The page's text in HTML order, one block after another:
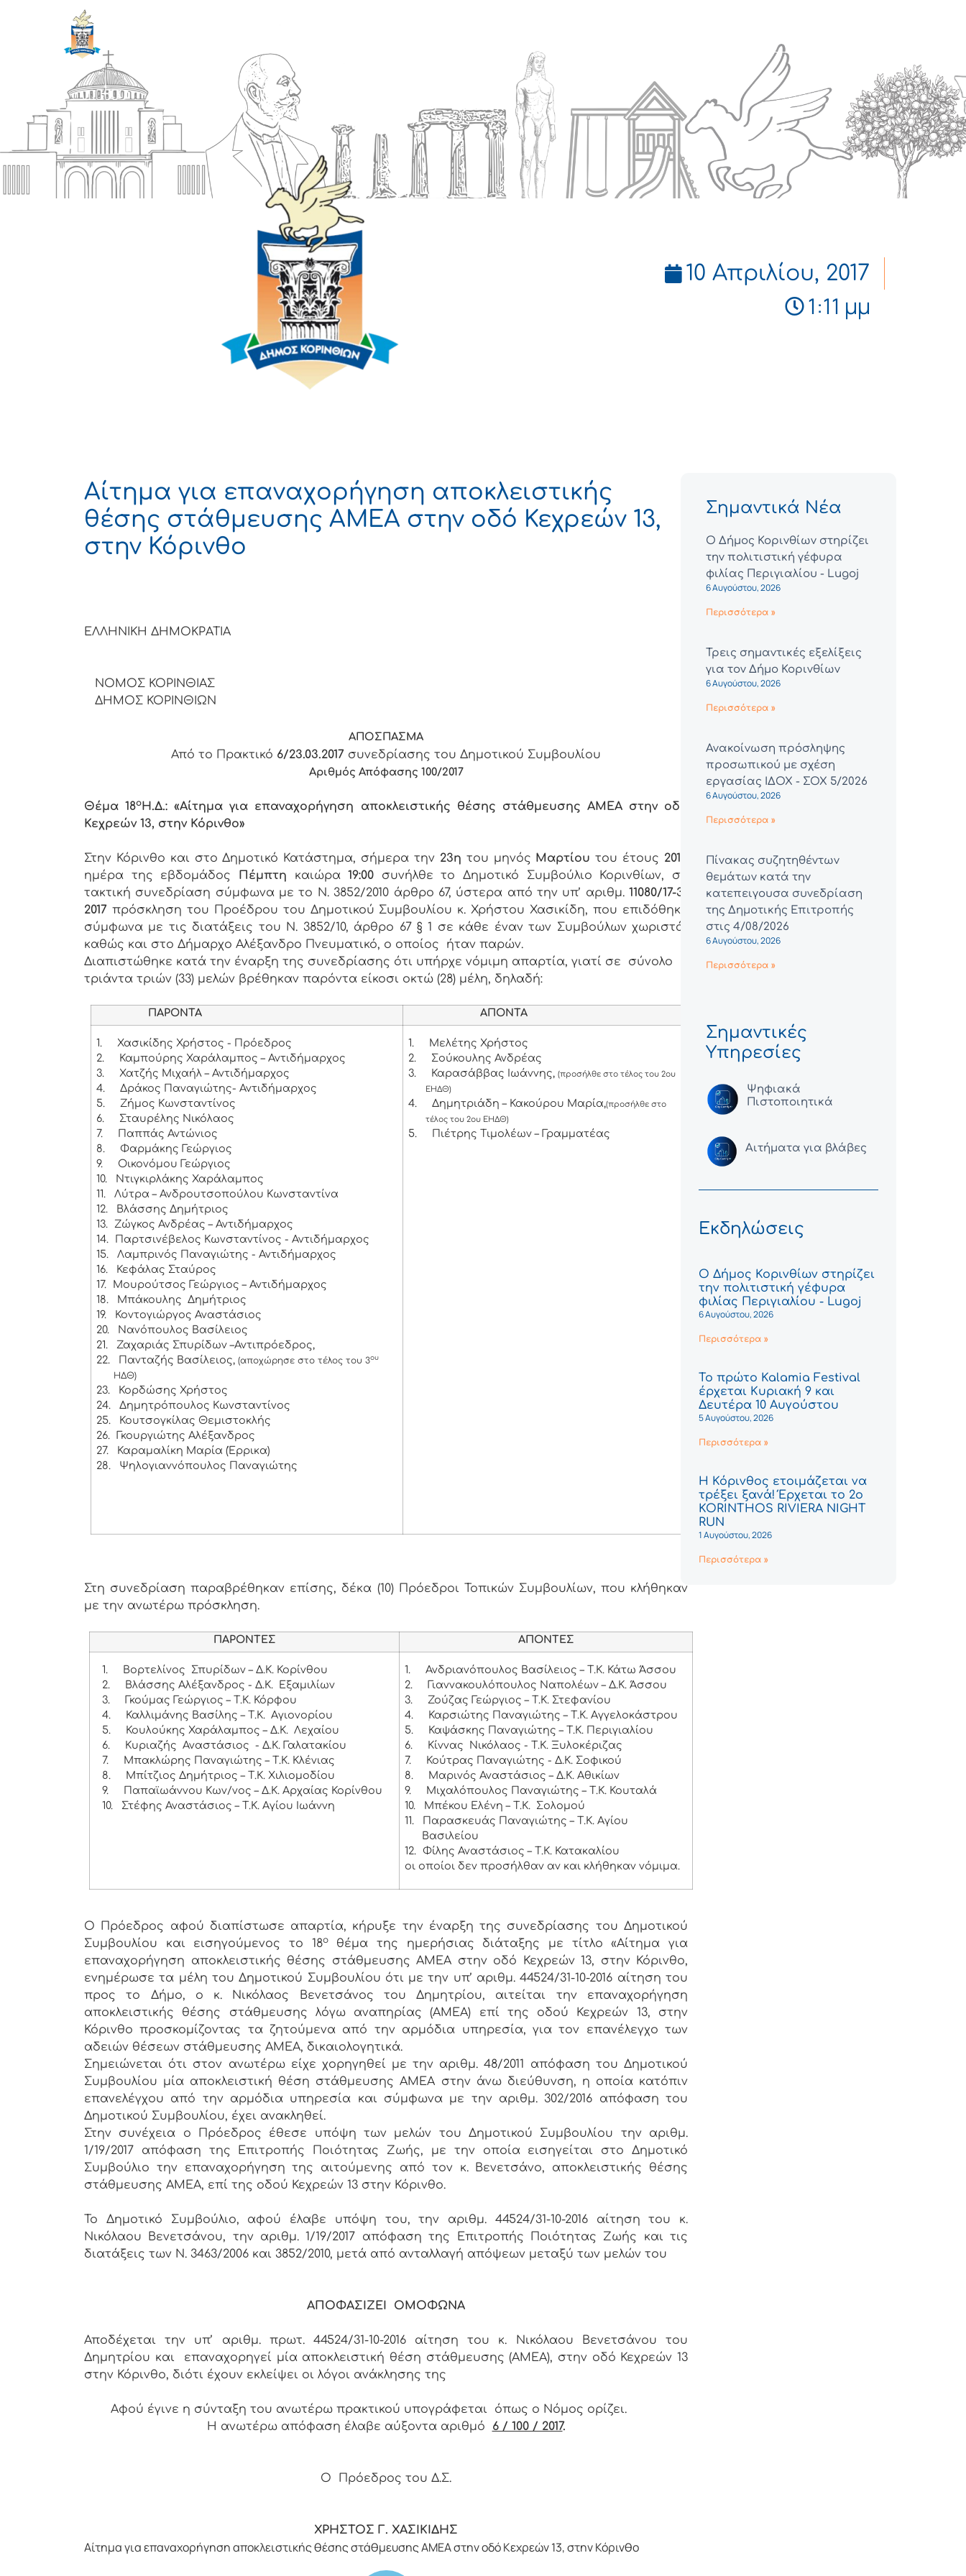
10 Απριλίου, 2017
1:11 μμ
Αίτημα για επαναχορήγηση αποκλειστικής
θέσης στάθμευσης ΑΜΕΑ στην οδό Κεχρεών 13,
στην Κόρινθο
ΕΛΛΗΝΙΚΗ ΔΗΜΟΚΡΑΤΙΑ
ΝΟΜΟΣ ΚΟΡΙΝΘΙΑΣ
ΔΗΜΟΣ ΚΟΡΙΝΘΙΩΝ
ΑΠΟΣΠΑΣΜΑ
Από το Πρακτικό 6/23.03.2017 συνεδρίασης του Δημοτικού Συμβουλίου
Αριθμός Απόφασης 100/2017
Θέμα 18o Η.Δ.: «Αίτημα για επαναχορήγηση αποκλειστικής θέσης στάθμευσης ΑΜΕΑ στην οδό
Κεχρεών 13, στην Κόρινθο»
Στην Κόρινθο και στο Δημοτικό Κατάστημα, σήμερα την 23η του μηνός Μαρτίου του έτους 2017,
ημέρα της εβδομάδος
Πέμπτη καιώρα19:00 συνήλθε το Δημοτικό Συμβούλιο Κορινθίων, σε
τακτική συνεδρίαση σύμφωνα με το Ν. 3852/2010 άρθρο 67, ύστερα από την υπ’ αριθμ. 11080/17-3-
2017 πρόσκληση του Προέδρου του Δημοτικού Συμβουλίου κ. Χρήστου Χασικίδη, που επιδόθηκε
σύμφωνα με τις διατάξεις του Ν. 3852/10, άρθρο 67 § 1 σε κάθε έναν των Συμβούλων χωριστά
καθώς και στο Δήμαρχο Αλέξανδρο Πνευματικό, ο οποίος ήταν παρών.
Διαπιστώθηκε κατά την έναρξη της συνεδρίασης ότι υπήρχε νόμιμη απαρτία, γιατί σε σύνολο
τριάντα τριών (33) μελών βρέθηκαν παρόντα είκοσι οκτώ (28) μέλη, δηλαδή:
ΠΑΡΟΝΤΑ ΑΠΟΝΤΑ
1.
Χασικίδης Χρήστος - Πρόεδρος
2.
Καμπούρης Χαράλαμπος – Αντιδήμαρχος
3.
Χατζής Μιχαήλ – Αντιδήμαρχος
4.
Δράκος Παναγιώτης- Αντιδήμαρχος
5.
Ζήμος Κωνσταντίνος
6.
Σταυρέλης Νικόλαος
7.
Παππάς Αντώνιος
8.
Φαρμάκης Γεώργιος
9.
Οικονόμου Γεώργιος
10.
Ντιγκιρλάκης Χαράλαμπος
11.
Λύτρα – Ανδρουτσοπούλου Κωνσταντίνα
12.
Βλάσσης Δημήτριος
13.
Ζώγκος Ανδρέας – Αντιδήμαρχος
14.
Παρτσινέβελος Κωνσταντίνος - Αντιδήμαρχος
15.
Λαμπρινός Παναγιώτης - Αντιδήμαρχος
16.
Κεφάλας Σταύρος
17.
Μουρούτσος Γεώργιος – Αντιδήμαρχος
18.
Μπάκουλης Δημήτριος
19.
Κοντογιώργος Αναστάσιος
20.
Νανόπουλος Βασίλειος
21.
Ζαχαριάς Σπυρίδων –Αντιπρόεδρος,
22.
Πανταζής Βασίλειος, (αποχώρησε στο τέλος του 3ου
ΗΔΘ)
23.
Κορδώσης Χρήστος
24.
Δημητρόπουλος Κωνσταντίνος
25.
Κουτσογκίλας Θεμιστοκλής
26.
Γκουργιώτης Αλέξανδρος
27.
Καραμαλίκη Μαρία (Έρρικα)
28.
Ψηλογιαννόπουλος Παναγιώτης
1.
Μελέτης Χρήστος
2.
Σούκουλης Ανδρέας
3.
Καρασάββας Ιωάννης, (προσήλθε στο τέλος του 2ου
ΕΗΔΘ)
4. Δημητριάδη – Κακούρου Μαρία,(προσήλθε στο
τέλος του 2ου ΕΗΔΘ)
5. Πιέτρης Τιμολέων – Γραμματέας
Στη συνεδρίαση παραβρέθηκαν επίσης, δέκα (10) Πρόεδροι Τοπικών Συμβουλίων, που κλήθηκαν
με την ανωτέρω πρόσκληση.
ΠΑΡΟΝΤΕΣ ΑΠΟΝΤΕΣ
1.
Βορτελίνος Σπυρίδων – Δ.Κ. Κορίνθου
2.
Βλάσσης Αλέξανδρος - Δ.Κ. Εξαμιλίων
3.
Γκούμας Γεώργιος – Τ.Κ. Κόρφου
4.
Καλλιμάνης Βασίλης – Τ.Κ. Αγιονορίου
5.
Κουλούκης Χαράλαμπος – Δ.Κ. Λεχαίου
6.
Κυριαζής Αναστάσιος - Δ.Κ. Γαλατακίου
7.
Μπακλώρης Παναγιώτης – Τ.Κ. Κλένιας
8.
Μπίτζιος Δημήτριος – Τ.Κ. Χιλιομοδίου
9.
Παπαϊωάννου Κων/νος – Δ.Κ. Αρχαίας Κορίνθου
10.
Στέφης Αναστάσιος – Τ.Κ. Αγίου Ιωάννη
1.
Ανδριανόπουλος Βασίλειος – Τ.Κ. Κάτω Άσσου
2.
Γιαννακουλόπουλος Ναπολέων – Δ.Κ. Άσσου
3.
Ζούζας Γεώργιος – Τ.Κ. Στεφανίου
4.
Καρσιώτης Παναγιώτης – Τ.Κ. Αγγελοκάστρου
5.
Καψάσκης Παναγιώτης – Τ.Κ. Περιγιαλίου
6.
Κίννας Νικόλαος - Τ.Κ. Ξυλοκέριζας
7.
Κούτρας Παναγιώτης - Δ.Κ. Σοφικού
8.
Μαρινός Αναστάσιος – Δ.Κ. Αθικίων
9.
Μιχαλόπουλος Παναγιώτης – Τ.Κ. Κουταλά
10.
Μπέκου Ελένη – Τ.Κ. Σολομού
11.
Παρασκευάς Παναγιώτης – Τ.Κ. Αγίου
Βασιλείου
12.
Φίλης Αναστάσιος – Τ.Κ. Κατακαλίου
οι οποίοι δεν προσήλθαν αν και κλήθηκαν νόμιμα.
Ο Πρόεδρος αφού διαπίστωσε απαρτία, κήρυξε την έναρξη της συνεδρίασης του Δημοτικού
Συμβουλίου και εισηγούμενος το 18οθέμα της ημερήσιας διάταξης με τίτλο «Αίτημα για
επαναχορήγηση αποκλειστικής θέσης στάθμευσης ΑΜΕΑ στην οδό Κεχρεών 13, στην Κόρινθο,
ενημέρωσε τα μέλη του Δημοτικού Συμβουλίου ότι με την υπ’ αριθμ. 44524/31-10-2016 αίτηση του
προς το Δήμο, ο κ. Νικόλαος Βενετσάνος του Δημητρίου, αιτείται την επαναχορήγηση
αποκλειστικής θέσης στάθμευσης λόγω αναπηρίας (ΑΜΕΑ) επί της οδού Κεχρεών 13, στην
Κόρινθο προσκομίζοντας τα ζητούμενα από την αρμόδια υπηρεσία, για τον επανέλεγχο των
αδειών θέσεων στάθμευσης ΑΜΕΑ, δικαιολογητικά.
Σημειώνεται ότι στον ανωτέρω είχε χορηγηθεί με την αριθμ. 48/2011 απόφαση του Δημοτικού
Συμβουλίου μία αποκλειστική θέση στάθμευσης ΑΜΕΑ στην άνω διεύθυνση, η οποία κατόπιν
επανελέγχου από την αρμόδια υπηρεσία και σύμφωνα με την αριθμ. 302/2016 απόφαση του
Δημοτικού Συμβουλίου, έχει ανακληθεί.
Στην συνέχεια ο Πρόεδρος έθεσε υπόψη των μελών του Δημοτικού Συμβουλίου την αριθμ.
1/19/2017 απόφαση της Επιτροπής Ποιότητας Ζωής, με την οποία εισηγείται στο Δημοτικό
Συμβούλιο την επαναχορήγηση της αιτούμενης από τον κ. Βενετσάνο, αποκλειστικής θέσης
στάθμευσης ΑΜΕΑ, επί της οδού Κεχρεών 13 στην Κόρινθο.
Το Δημοτικό Συμβούλιο, αφού έλαβε υπόψη του, την αριθμ. 44524/31-10-2016 αίτηση του κ.
Νικόλαου Βενετσάνου, την αριθμ. 1/19/2017 απόφαση της Επιτροπής Ποιότητας Ζωής και τις
διατάξεις των Ν. 3463/2006 και 3852/2010, μετά από ανταλλαγή απόψεων μεταξύ των μελών του
ΑΠΟΦΑΣΙΖΕΙ ΟΜΟΦΩΝΑ
Αποδέχεται την υπ’ αριθμ. πρωτ. 44524/31-10-2016 αίτηση του κ. Νικόλαου Βενετσάνου του
Δημητρίου και επαναχορηγεί μία αποκλειστική θέση στάθμευσης (ΑΜΕΑ), στην οδό Κεχρεών 13
στην Κόρινθο, διότι έχουν εκλείψει οι λόγοι ανάκλησης της
Αφού έγινε η σύνταξη του ανωτέρω πρακτικού υπογράφεται όπως ο Νόμος ορίζει.
Η ανωτέρω απόφαση έλαβε αύξοντα αριθμό 6 / 100 / 2017.
Ο Πρόεδρος του Δ.Σ.
ΧΡΗΣΤΟΣ Γ. ΧΑΣΙΚΙΔΗΣ
Αίτημα για επαναχορήγηση αποκλειστικής θέσης στάθμευσης ΑΜΕΑ στην οδό Κεχρεών 13, στην Κόρινθο
Σημαντικά Νέα
Ο Δήμος Κορινθίων στηρίζει
την πολιτιστική γέφυρα
φιλίας Περιγιαλίου - Lugoj
6 Αυγούστου, 2026
Περισσότερα »
Τρεις σημαντικές εξελίξεις
για τον Δήμο Κορινθίων
6 Αυγούστου, 2026
Περισσότερα »
Ανακοίνωση πρόσληψης
προσωπικού με σχέση
εργασίας ΙΔΟΧ - ΣΟΧ 5/2026
6 Αυγούστου, 2026
Περισσότερα »
Πίνακας συζητηθέντων
θεμάτων κατά την
κατεπειγουσα συνεδρίαση
της Δημοτικής Επιτροπής
στις 4/08/2026
6 Αυγούστου, 2026
Περισσότερα »
Σημαντικές
Υπηρεσίες
Ψηφιακά
Πιστοποιητικά
Αιτήματα για βλάβες
Εκδηλώσεις
Ο Δήμος Κορινθίων στηρίζει
την πολιτιστική γέφυρα
φιλίας Περιγιαλίου - Lugoj
6 Αυγούστου, 2026
Περισσότερα »
Το πρώτο Kalamia Festival
έρχεται Κυριακή 9 και
Δευτέρα 10 Αυγούστου
5 Αυγούστου, 2026
Περισσότερα »
Η Κόρινθος ετοιμάζεται να
τρέξει ξανά! Έρχεται το 2ο
KORINTHOS RIVIERA NIGHT
RUN
1 Αυγούστου, 2026
Περισσότερα »